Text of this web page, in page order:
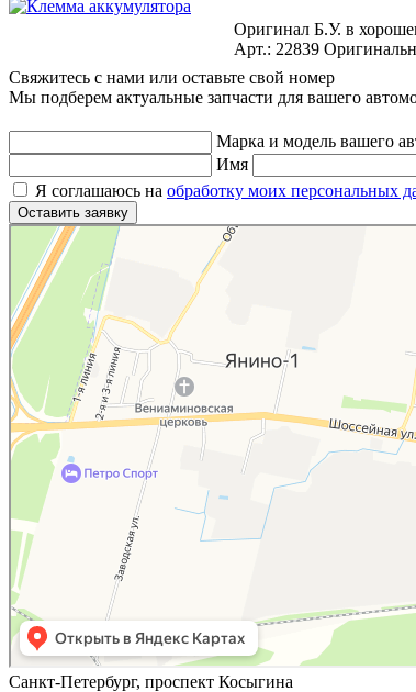
Оригинал Б.У. в
Арт.: 22839
Свяжитесь с нами или оставьте свой номер
Мы подберем актуальные запчасти для вашего
Марка и модель вашего
Имя
Я соглашаюсь на обработку моих персональных
Яндекс.Карты
Яндекс.Карты — поиск мест и адресов, городской транспорт
Санкт-Петербург, проспект Косыгина